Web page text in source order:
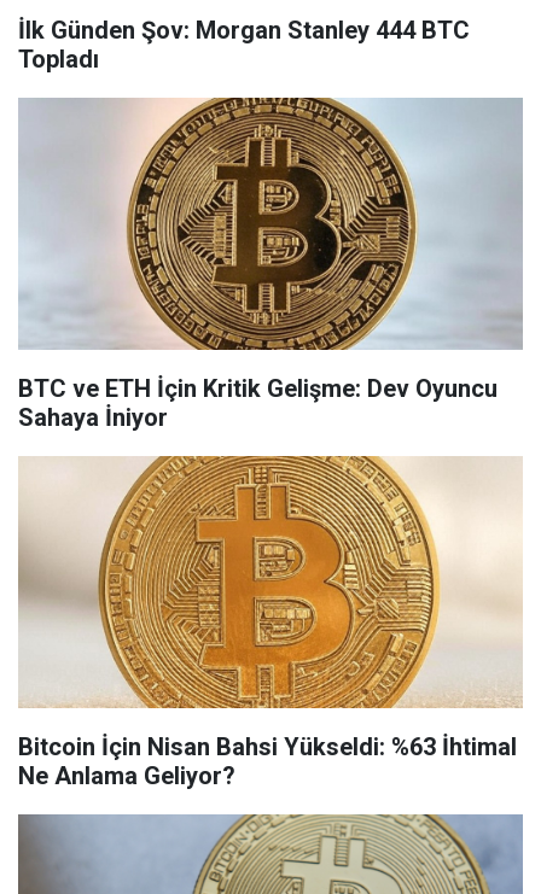
İlk Günden Şov: Morgan Stanley 444 BTC
Topladı
BTC ve ETH İçin Kritik Gelişme: Dev Oyuncu
Sahaya İniyor
Bitcoin İçin Nisan Bahsi Yükseldi: %63 İhtimal
Ne Anlama Geliyor?